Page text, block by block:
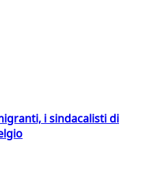
i sindacalisti di